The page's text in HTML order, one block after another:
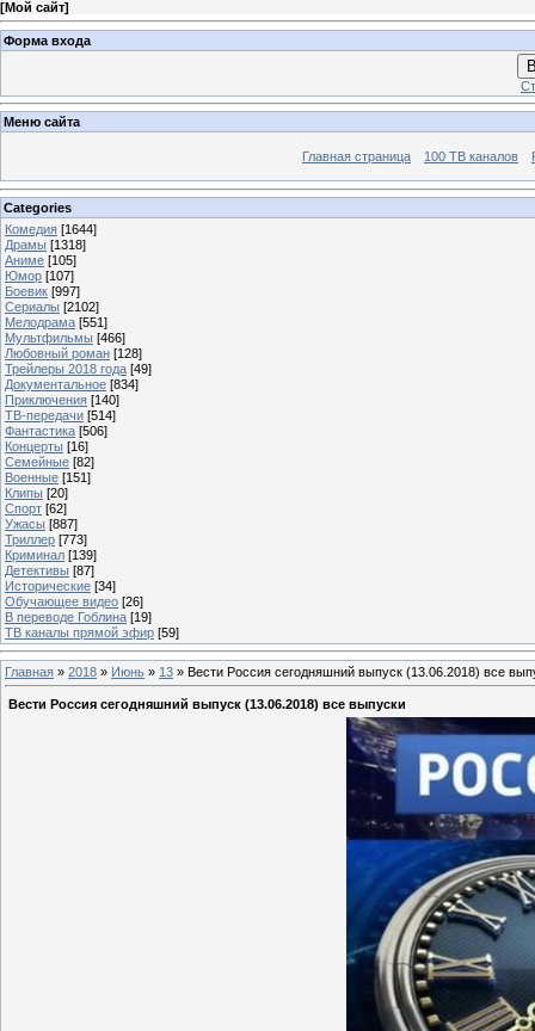
[Мой сайт]
Форма входа
Меню сайта
Главная страница 100 ТВ каналов
Categories
Комедия [1644]
Драмы [1318]
Аниме [105]
Юмор [107]
Боевик [997]
Сериалы [2102]
Мелодрама [551]
Мультфильмы [466]
Любовный роман [128]
Трейлеры 2018 года [49]
Документальное [834]
Приключения [140]
ТВ-передачи [514]
Фантастика [506]
Концерты [16]
Семейные [82]
Военные [151]
Клипы [20]
Спорт [62]
Ужасы [887]
Триллер [773]
Криминал [139]
Детективы [87]
Исторические [34]
Обучающее видео [26]
В переводе Гоблина [19]
ТВ каналы прямой эфир [59]
Главная » 2018 » Июнь » 13 » Вести Россия сегодняшний выпуск (13.06.2018) все
Вести Россия сегодняшний выпуск (13.06.2018) все выпуски